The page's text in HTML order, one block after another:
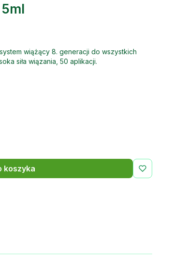
wiążący 8. generacji do wszystkich
siła wiązania, 50 aplikacji.
koszyka